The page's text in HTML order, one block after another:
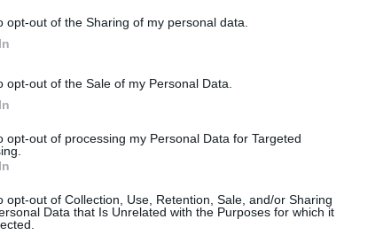
opt-out of the Sharing of my personal data.
opt-out of the Sale of my Personal Data.
opt-out of processing my Personal Data for Targeted
opt-out of Collection, Use, Retention, Sale, and/or Sharing
Data that Is Unrelated with the Purposes for which it
Laidos Pokalbiai prie jūros. Atostogų ritmu
Vilniaus savivaldybė atsisako rusų kalbos
Žinios Lietuvos diena